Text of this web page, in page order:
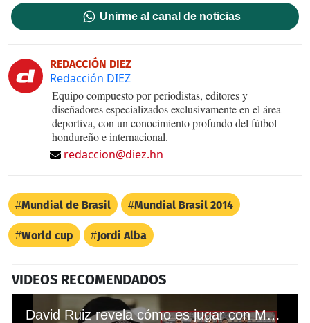
Unirme al canal de noticias
REDACCIÓN DIEZ
Redacción DIEZ
Equipo compuesto por periodistas, editores y
diseñadores especializados exclusivamente en el área
deportiva, con un conocimiento profundo del fútbol
hondureño e internacional.
redaccion@diez.hn
Mundial de Brasil Mundial Brasil 2014
World cup Jordi Alba
VIDEOS RECOMENDADOS
David Ruiz revela cómo es jugar con Messi, Suárez, Busquets y Jordi Alba juntos